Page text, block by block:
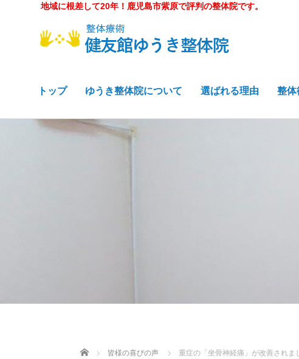
地域に根差して20年！鹿児島市紫原で評判の整体院です。
トップ ゆうき整体院について 選ばれる理由 整体
ホーム 皆様の喜びの声 重症の「坐骨神経痛」が改善されま